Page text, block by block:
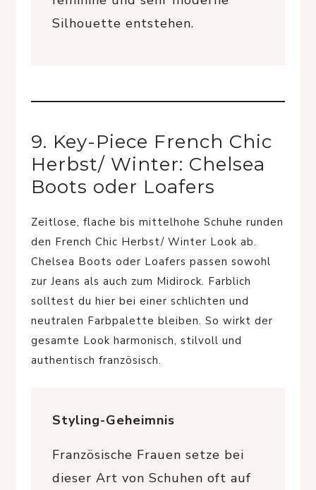
Silhouette entstehen.
9. Key-Piece French Chic
Herbst/ Winter: Chelsea
Boots oder Loafers
Zeitlose, flache bis mittelhohe Schuhe runden
den French Chic Herbst/ Winter Look ab.
Chelsea Boots oder Loafers passen sowohl
zur Jeans als auch zum Midirock. Farblich
solltest du hier bei einer schlichten und
neutralen Farbpalette bleiben. So wirkt der
gesamte Look harmonisch, stilvoll und
authentisch französisch.
Styling-Geheimnis
Französische Frauen setze bei
dieser Art von Schuhen oft auf